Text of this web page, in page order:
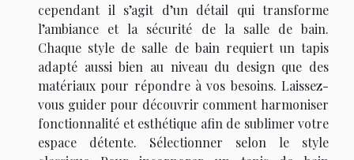
cependant il s’agit d’un détail qui transforme
l’ambiance et la sécurité de la salle de bain.
Chaque style de salle de bain requiert un tapis
adapté aussi bien au niveau du design que des
matériaux pour répondre à vos besoins. Laissez-
vous guider pour découvrir comment harmoniser
fonctionnalité et esthétique afin de sublimer votre
espace détente. Sélectionner selon le style